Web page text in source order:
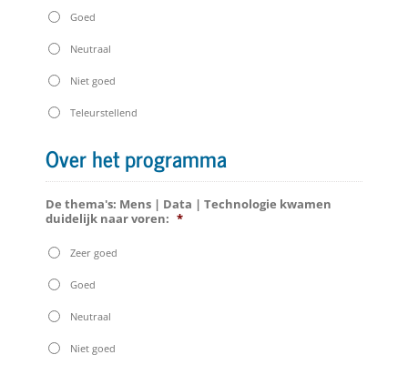
Goed
Neutraal
Niet goed
Teleurstellend
Over het programma
De thema's: Mens | Data | Technologie kwamen
duidelijk naar voren: *
Zeer goed
Goed
Neutraal
Niet goed